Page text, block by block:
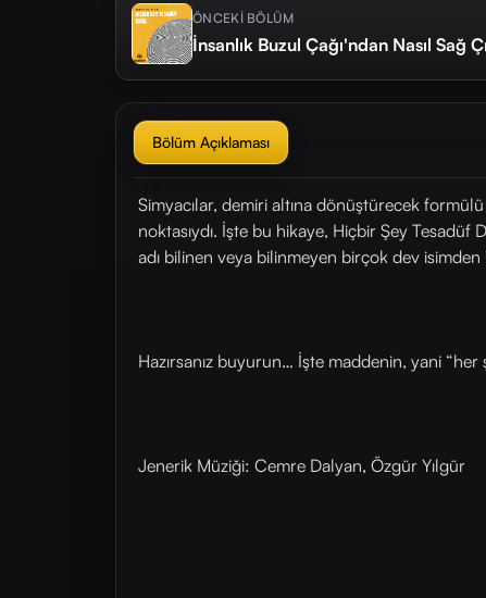
ÖNCEKİ BÖLÜM
İnsanlık Buzul Çağı'ndan Nasıl Sağ
Bölüm Açıklaması
Simyacılar, demiri altına dönüştürecek
noktasıydı. İşte bu hikaye, Hiçbir Şey
adı bilinen veya bilinmeyen birçok dev
Hazırsanız buyurun… İşte maddenin, yani “her
Jenerik Müziği: Cemre Dalyan, Özgür Yılgür